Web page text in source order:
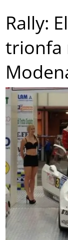
Rally:
trionfa